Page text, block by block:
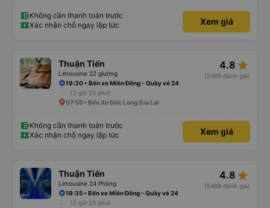
Không cần thanh toán trước
Xác nhận chỗ ngay lập tức
Xem giá
Thuận Tiến
Limousine 22 giường
4.8 star_rate
(5489 đánh giá)
19:30 • Bến xe Miền Đông - Quầy vé 24
12 giờ 25 phút
07:55 • Bến Xe Đức Long Gia Lai
Không cần thanh toán trước
Xác nhận chỗ ngay lập tức
Xem giá
Thuận Tiến
Limousine 24 Phòng
4.8 star_rate
(5489 đánh giá)
19:35 • Bến xe Miền Đông - Quầy vé 24
12 giờ 25 phút